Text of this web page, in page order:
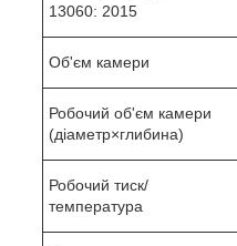
13060: 2015
Об'єм камери
Робочий об'єм камери
(діаметр×глибина)
Робочий тиск/
температура